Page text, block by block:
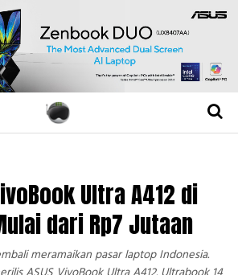
Ultra A412 di
dari Rp7 Jutaan
meramaikan pasar laptop Indonesia.